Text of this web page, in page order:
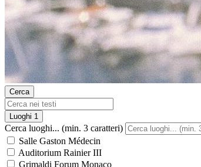
Cerca
Luoghi 1
Cerca luoghi... (min. 3 caratteri)
Salle Gaston Médecin
Auditorium Rainier III
Grimaldi Forum Monaco